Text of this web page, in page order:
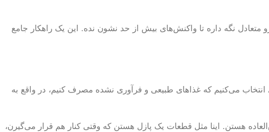
نگه داره تا واکنش‌های بیش از حد نشون نده. این یک راهکار جامع
می‌کنیم که غذاهای طبیعی و فرآوری نشده مصرف کنیم، در واقع به
هستن. اینا مثل قطعات یک پازل هستن که وقتی کنار هم قرار می‌گیرن،